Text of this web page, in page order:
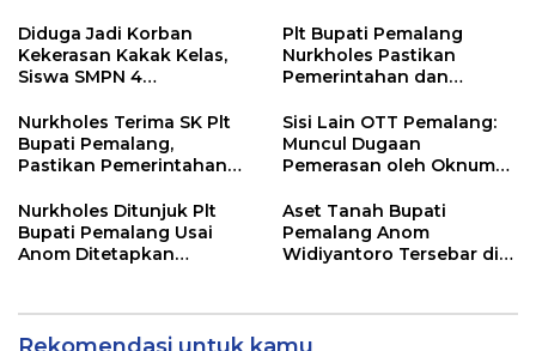
HUT RI ke-81
Desa
Diduga Jadi Korban
Kekerasan Kakak Kelas,
Siswa SMPN 4
Dunia
Plt Bupati Pemalang
Nurkholes Pastikan
Pemerintahan dan
Berjalan
Nurkholes Terima SK Plt
Bupati Pemalang,
Pastikan Pemerintahan
Sisi Lain OTT Pemalang:
Muncul Dugaan
Pemerasan oleh Oknum
Nurkholes Ditunjuk Plt
Bupati Pemalang Usai
Anom Ditetapkan
Aset Tanah Bupati
Pemalang Anom
Widiyantoro Tersebar di